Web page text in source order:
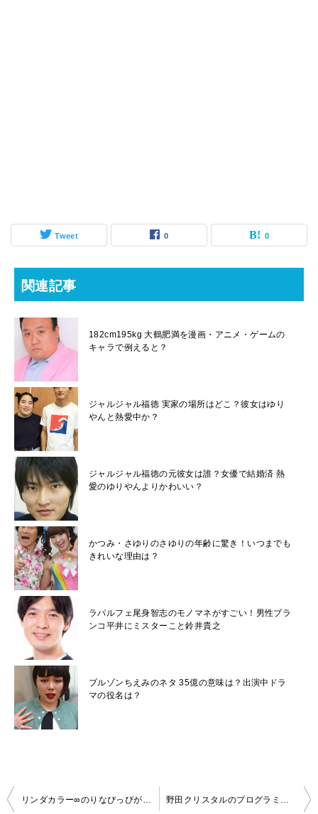
Tweet 0 0
関連記事
182cm195kg 大鶴肥満を漫画・アニメ・ゲームの
キャラで例えると？
ジャルジャル福徳 実家の場所はどこ？彼女はゆり
やんと熱愛中か？
ジャルジャル福徳の元彼女は誰？女優で結婚済 熱
愛のゆりやんよりかわいい？
かつみ・さゆりのさゆりの年齢に驚き！いつまでも
きれいな理由は？
ラパルフェ尾身智志のモノマネがすごい！男性ブラ
ンコ平井にミスターこと鈴井貴之
ブルゾンちえみのネタ 35億の意味は？出演中ドラ
マの役名は？
投
リンダカラー∞のりなぴっぴがすぎる！天然だけど大喜利も強い 野田クリスタルのプログラミングレベルってどれくらいなの？